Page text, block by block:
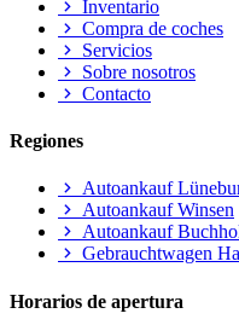
Inventario
Compra de coches
Servicios
Sobre nosotros
Contacto
Regiones
Autoankauf
Autoankauf Winsen
Autoankauf
Gebrauchtwagen
Horarios de apertura